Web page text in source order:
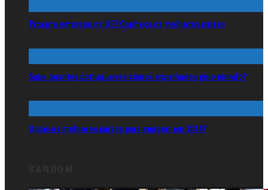
Procura emprego na UE? Conheça os melhores países
Sabe quantos portugueses somos espalhados pelo mundo?
Quais os melhores países para emigrar em 2014?